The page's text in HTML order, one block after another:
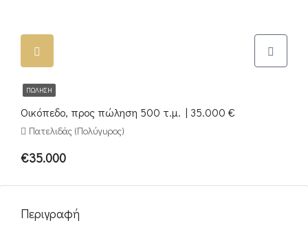
ΠΏΛΗΣΗ
Οικόπεδο, προς πώληση 500 τ.μ. | 35.000 €
Πατελιδάς (Πολύγυρος)
€35.000
Περιγραφή